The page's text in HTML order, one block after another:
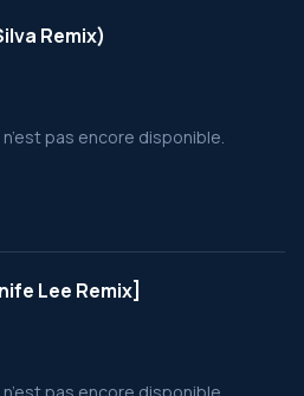
Remix)
pas encore disponible.
Lee Remix]